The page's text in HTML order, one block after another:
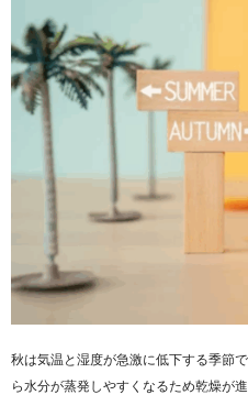
秋は気温と湿度が急激に低下する季節
ら水分が蒸発しやすくなるため乾燥が